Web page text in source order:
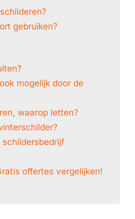
gebruiken?
mogelijk door de
waarop letten?
schildersbedrijf
offertes vergelijken!